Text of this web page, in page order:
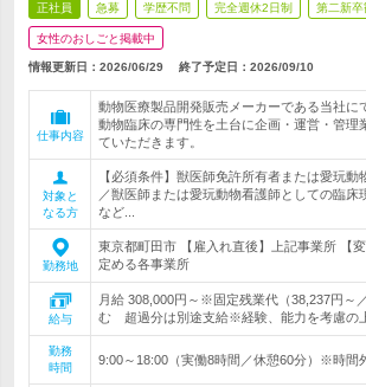
正社員 急募 学歴不問 完全週休2日制 第二新卒
女性のおしごと掲載中
情報更新日：2026/06/29 終了予定日： 2026/09/10
仕事内容
動物医療製品開発販売メーカーである当社に
動物臨床の専門性を土台に企画・運営・管理
ていただきます。
対象と
なる方
【必須条件】獣医師免許所有者または愛玩動
／獣医師または愛玩動物看護師としての臨床
など...
勤務地
東京都町田市 【雇入れ直後】上記事業所 【
定める各事業所
給与
月給 308,000円～※固定残業代（38,237円～
む 超過分は別途支給※経験、能力を考慮の
勤務
時間
9:00～18:00（実働8時間／休憩60分）※時間